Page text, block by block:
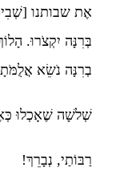
אֶת שבותנו
בְּרִנָּה יִקְצֹרוּ.
בְרִנָּה נֹשֵׂא
שְׁלשָׁה שֶׁאָכְלוּ
רַבּוֹתַי, נְבָרֵךְ!